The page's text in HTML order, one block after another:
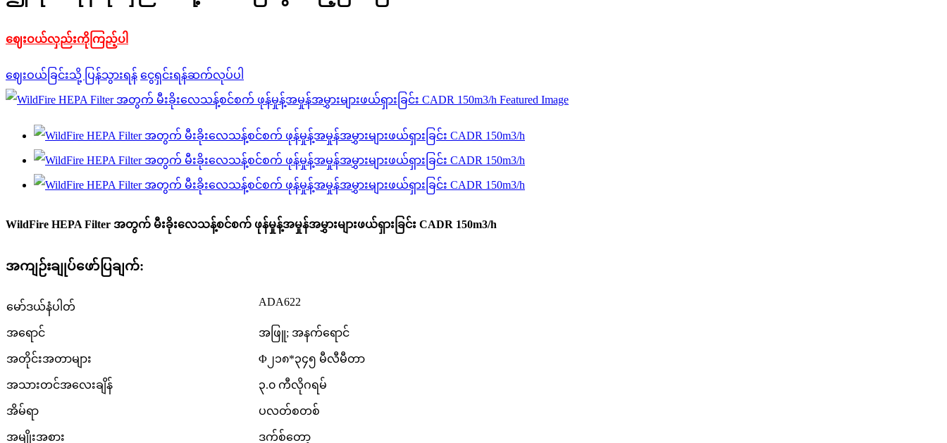
ဈေးဝယ်လှည်းကိုကြည့်ပါ
ဈေးဝယ်ခြင်းသို့ ပြန်သွားရန် ငွေရှင်းရန်ဆက်လုပ်ပါ
WildFire HEPA Filter အတွက် မီးခိုးလေသန့်စင်စက် ဖုန်မှုန့်အမှုန်အမွှားများဖယ်ရှားခြင်း CADR 150m3/h
အကျဉ်းချုပ်ဖော်ပြချက်:
မော်ဒယ်နံပါတ် ADA622
အရောင် အဖြူ; အနက်ရောင်
အတိုင်းအတာများ Φ၂၁၈*၃၄၅ မီလီမီတာ
အသားတင်အလေးချိန် ၃.၀ ကီလိုဂရမ်
အိမ်ရာ ပလတ်စတစ်
အမျိုးအစား ဒက်စ်တော့